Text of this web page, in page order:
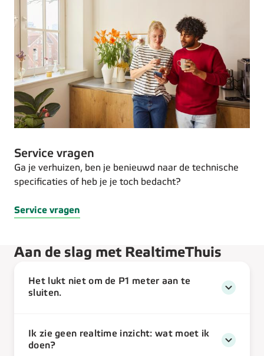
Service vragen
Ga je verhuizen, ben je benieuwd naar de technische
specificaties of heb je je toch bedacht?
Service vragen
Aan de slag met RealtimeThuis
Het lukt niet om de P1 meter aan te
sluiten.
Ik zie geen realtime inzicht: wat moet ik
doen?